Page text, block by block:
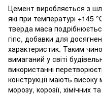
Цемент виробляється з
які при температурі +145
тверда маса
гіпс, добавки для
характеристик. Таким
вимаганий у світі
використанні
конструкції мають високу
морозу, корозії, хімічних